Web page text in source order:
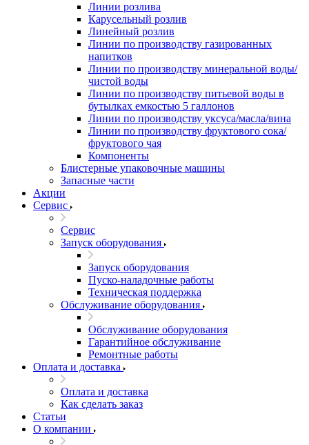
Линии розлива
Карусельный розлив
Линейный розлив
Линии по производству газированных
напитков
Линии по производству минеральной воды/
чистой воды
Линии по производству питьевой воды в
бутылках емкостью 5 галлонов
Линии по производству уксуса/масла/вина
Линии по производству фруктового сока/
фруктового чая
Компоненты
Блистерные упаковочные машины
Запасные части
Акции
Сервис
Сервис
Запуск оборудования
Запуск оборудования
Пуско-наладочные работы
Техническая поддержка
Обслуживание оборудования
Обслуживание оборудования
Гарантийное обслуживание
Ремонтные работы
Оплата и доставка
Оплата и доставка
Как сделать заказ
Статьи
О компании